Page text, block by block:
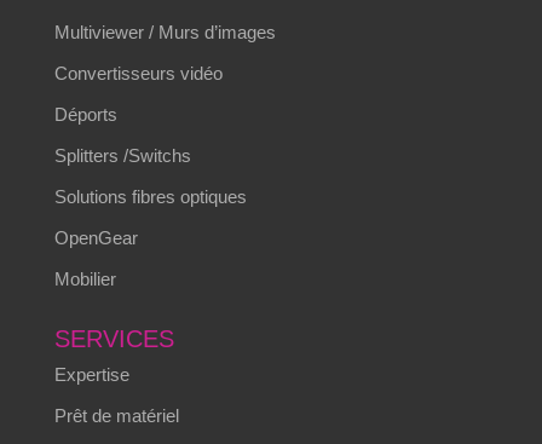
Multiviewer / Murs d’images
Convertisseurs vidéo
Déports
Splitters /Switchs
Solutions fibres optiques
OpenGear
Mobilier
SERVICES
Expertise
Prêt de matériel